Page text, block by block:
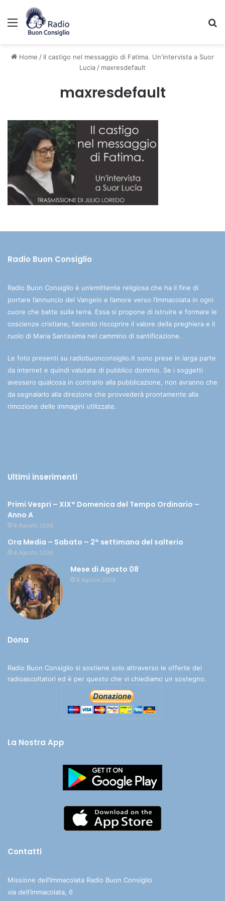
Menu
Home / Il castigo nel messaggio di Fatima. Un'intervista a Suor
Lucia / maxresdefault
maxresdefault
Radio Buon Consiglio
Radio Buon Consiglio è un’emittente religiosa che ha il fine di
portare l’annuncio del Vangelo e l’amore verso l’Immacolata in ogni
cuore che batte sulla terra. Essa si propone di istruire e formare le
coscienze cristiane, facendo riscoprire il valore della preghiera e il
ruolo di Maria Santissima nel cammino di santificazione.
Le foto presenti su radiobuonconsiglio.it sono prese in larga parte
da internet e quindi valutate di pubblico dominio. Se i soggetti
avessero qualcosa in contrario alla pubblicazione, non avranno che
da segnalarlo alla direzione che provvederà prontamente alla
rimozione delle immagini utilizzate.
Ultimi inserimenti
Primi Vespri – XIX° Domenica del Tempo Ordinario –
Anno A
8 Agosto 2026
Ora Media – Sabato – 2° settimana del salterio
8 Agosto 2026
Mese di Agosto 08
8 Agosto 2026
Dona
Radio Buon Consiglio si sostiene solo attraverso le offerte dei
radioascoltatori ed è per questo che vi chiediamo un sostegno.
La Nostra App
Contatti
Missione dell’Immacolata Radio Buon Consiglio
via dell’Immacolata, 6